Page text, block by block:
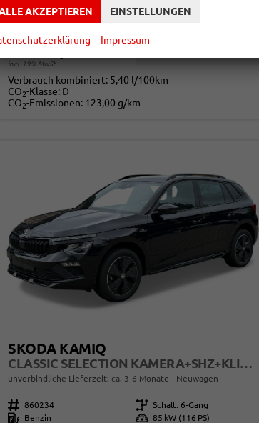
Fahrzeugnr. 857854 Getriebe Schalt. 5-Gang
Kraftstoff Benzin
21.490,– €
incl. 19% MwSt.
Verbrauch kombiniert: 5,40 l/100km
CO2-Klasse: D
CO2-Emissionen: 123,00 g/km
SKODA KAMIQ
CLASSIC SELECTION KAMERA+SHZ+KLIMA+TEMPOMAT+LED+16" LM
unverbindliche Lieferzeit: ca. 3-6 Monate Neuwagen
Fahrzeugnr. 860234 Getriebe Schalt. 6-Gang
Kraftstoff
Benzin Leistung 85 kW (116 PS)
AKZEPTIEREN EINSTELLUNGEN
Impressum